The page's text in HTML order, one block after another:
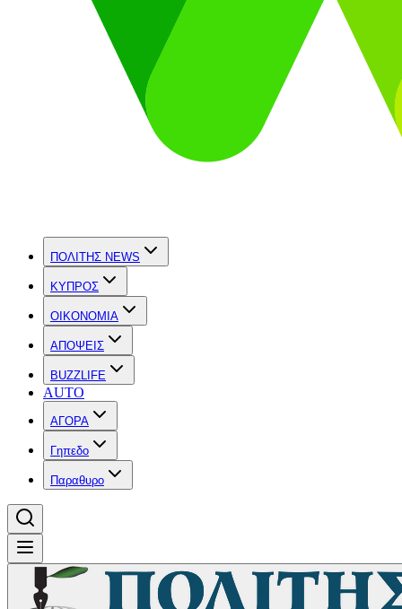
ΠΟΛΙΤΗΣ NEWS
ΚΥΠΡΟΣ
OIKONOMIA
ΑΠΟΨΕΙΣ
BUZZLIFE
AUTO
ΑΓΟΡΑ
Γηπεδο
Παραθυρο